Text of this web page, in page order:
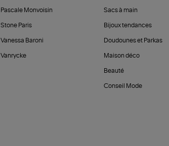
Pascale Monvoisin
Stone Paris
Vanessa Baroni
Vanrycke
Sacs à main
Bijoux tendances
Doudounes et Parkas
Maison déco
Beauté
Conseil Mode